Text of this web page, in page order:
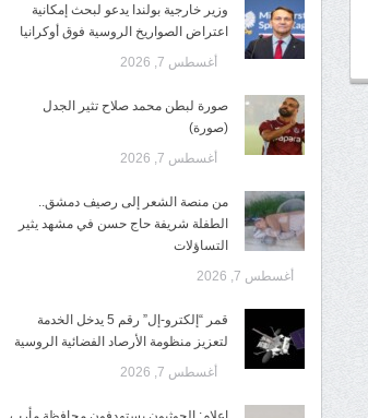
وزير خارجية بولندا يدعو لبحث إمكانية
اعتراض الصواريخ الروسية فوق أوكرانيا
أغسطس 7, 2026
صورة لبطن محمد صلاح تثير الجدل
(صورة)
أغسطس 7, 2026
من منصة الشعر إلى رصيف دمشق..
الطفلة شريفة حاج حسن في مشهد يثير
التساؤلات
أغسطس 7, 2026
قمر “إلكترو-إل” رقم 5 يدخل الخدمة
لتعزيز منظومة الأرصاد الفضائية الروسية
أغسطس 7, 2026